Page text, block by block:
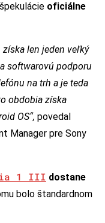
oficiálne
získa len jeden veľký
softwarovú podporu
na trh a je teda
obdobia získa
OS“, povedal
Manager pre Sony
1 III dostane
bolo štandardnom